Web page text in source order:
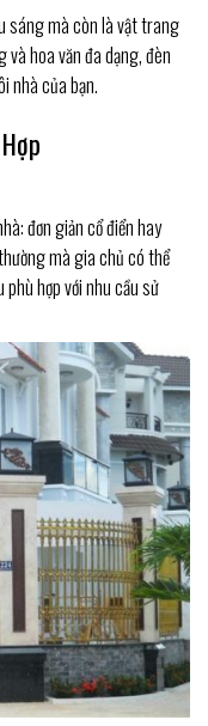
sáng mà còn là vật trang
hoa văn đa dạng, đèn
nhà của bạn.
đơn giản cổ điển hay
mà gia chủ có thể
hợp với nhu cầu sử